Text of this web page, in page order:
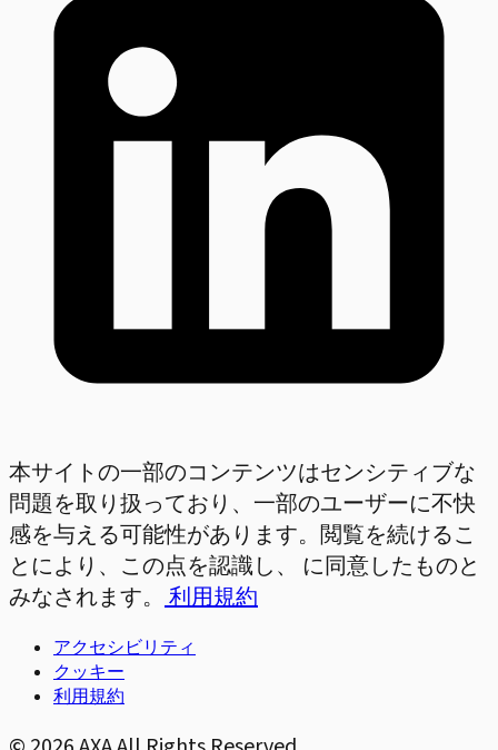
本サイトの一部のコンテンツはセンシティブな
問題を取り扱っており、一部のユーザーに不快
感を与える可能性があります。閲覧を続けるこ
とにより、この点を認識し、 に同意したものと
みなされます。
利用規約
アクセシビリティ
クッキー
利用規約